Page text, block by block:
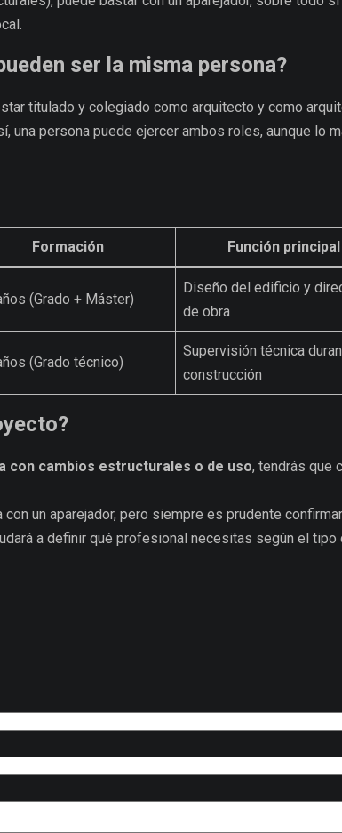
ser la misma persona?
titulado y colegiado como arquitecto y como
persona puede ejercer ambos roles, aunque lo
Formación Función principal
(Grado + Máster)
Diseño del edificio y
de obra
(Grado técnico)
Supervisión técnica
construcción
con cambios estructurales o de uso, tendrás que
con un aparejador, pero siempre es prudente
a definir qué profesional necesitas según el